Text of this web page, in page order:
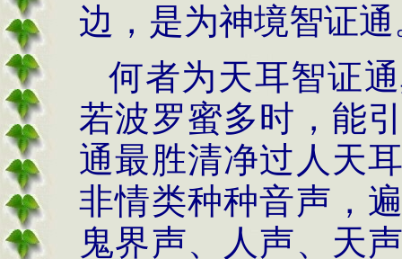
边，是为神境智证通
何者为天耳智证
若波罗蜜多时，能
通最胜清净过人天
非情类种种音声，
鬼界声、人声、天